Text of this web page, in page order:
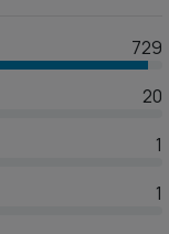
729
20
1
1